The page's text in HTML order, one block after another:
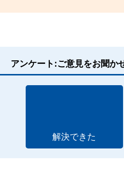
アンケート:ご意見をお聞か
解決できた